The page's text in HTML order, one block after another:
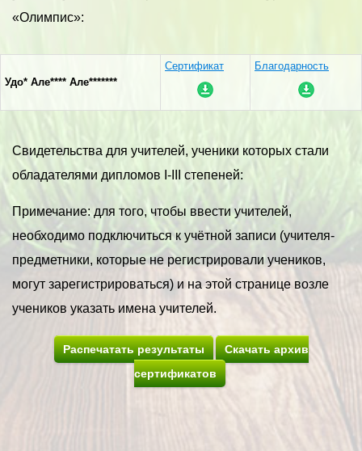
«Олимпис»:
Удо* Але**** Але*******
Сертификат Благодарность
Свидетельства для учителей, ученики которых стали
обладателями дипломов I-III степеней:
Примечание: для того, чтобы ввести учителей,
необходимо подключиться к учётной записи (учителя-
предметники, которые не регистрировали учеников,
могут зарегистрироваться) и на этой странице возле
учеников указать имена учителей.
Распечатать результаты
Скачать архив
сертификатов